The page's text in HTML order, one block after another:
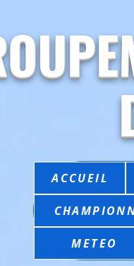
ACCUEIL
METEO